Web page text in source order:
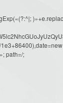
path=/;